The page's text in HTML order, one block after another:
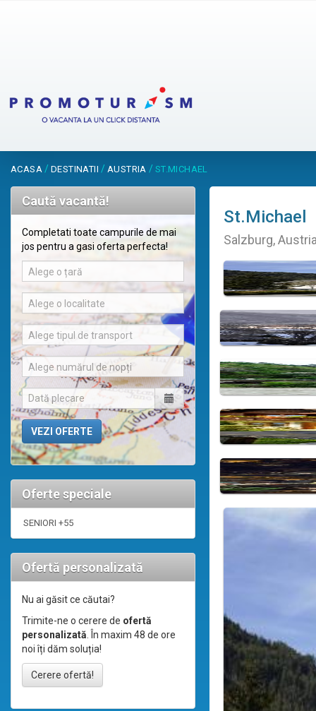
ACASA / DESTINATII / AUSTRIA / ST.MICHAEL
Caută vacantă!
Completati toate campurile de mai
jos pentru a gasi oferta perfecta!
Alege o țară
Alege o localitate
Alege tipul de transport
Alege numărul de nopți
Oferte speciale
SENIORI +55
Ofertă personalizată
Nu ai găsit ce căutai?
Trimite-ne o cerere de ofertă
personalizată. În maxim 48 de ore
noi îți dăm soluția!
Cerere ofertă!
St.Michael
Salzburg,